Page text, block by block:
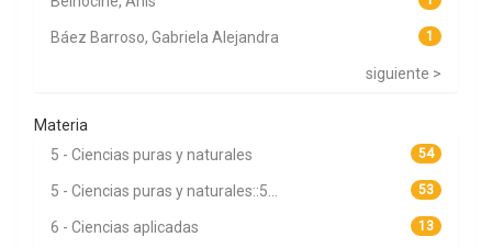
1
Báez Barroso, Gabriela Alejandra
siguiente >
Materia
54
5 - Ciencias puras y naturales
53
5 - Ciencias puras y naturales::5...
13
6 - Ciencias aplicadas